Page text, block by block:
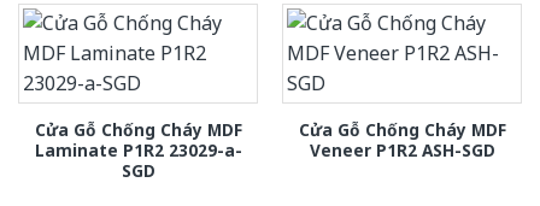
Cửa Gỗ Chống Cháy MDF
Laminate P1R2 23029-a-
SGD
Cửa Gỗ Chống Cháy MDF
Veneer P1R2 ASH-SGD